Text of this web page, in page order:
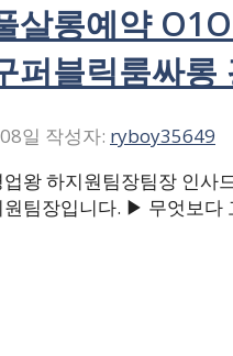
살롱예약
퍼블릭룸싸
일 작성자: ryboy35649
업왕 하지원팀장팀장 인
팀장입니다. ▶ 무엇보다